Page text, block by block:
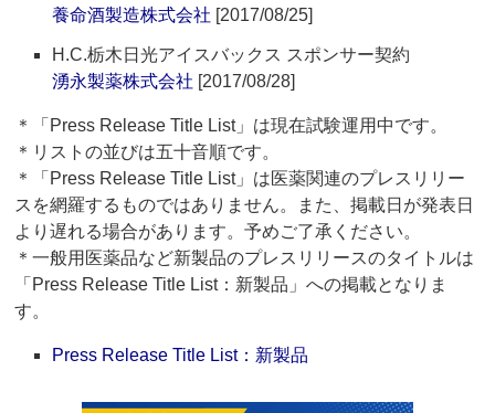
養命酒製造株式会社 [2017/08/25]
H.C.栃木日光アイスバックス スポンサー契約
湧永製薬株式会社 [2017/08/28]
＊「Press Release Title List」は現在試験運用中です。
＊リストの並びは五十音順です。
＊「Press Release Title List」は医薬関連のプレスリリー
スを網羅するものではありません。また、掲載日が発表日
より遅れる場合があります。予めご了承ください。
＊一般用医薬品など新製品のプレスリリースのタイトルは
「Press Release Title List：新製品」への掲載となりま
す。
Press Release Title List：新製品